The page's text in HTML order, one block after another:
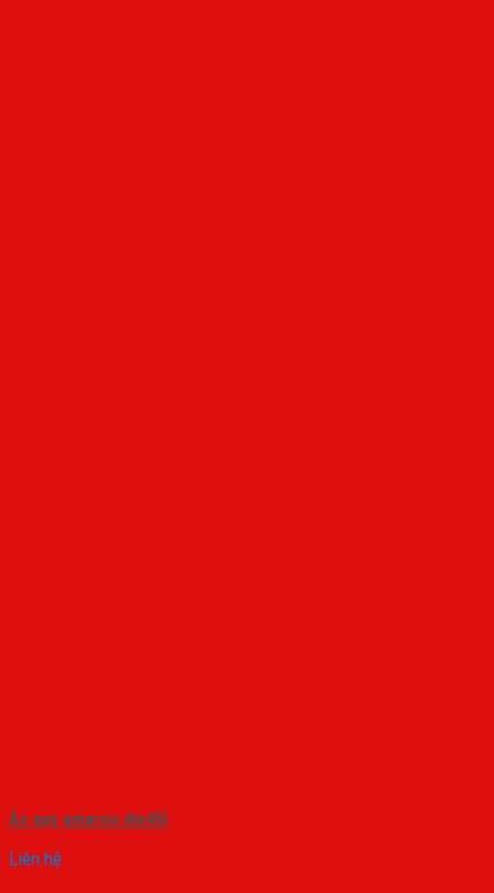
Ắc quy amaron din45l
Liên hệ